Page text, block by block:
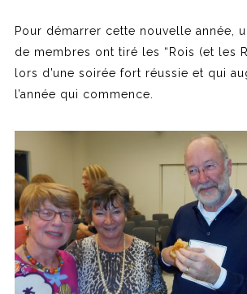
Pour démarrer cette nouvelle année,
de membres ont tiré les “Rois (et les
lors d’une soirée fort réussie et qui
l’année qui commence.